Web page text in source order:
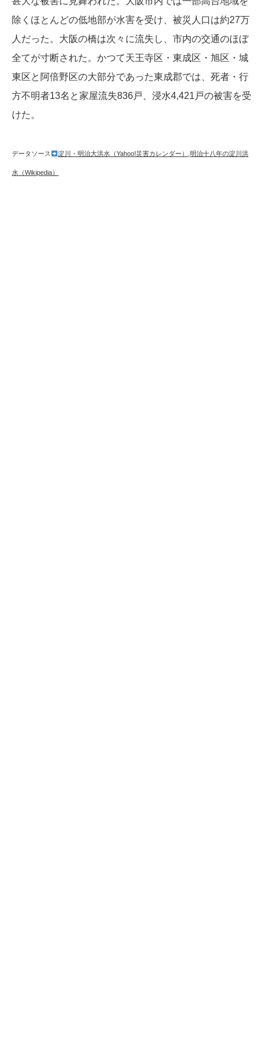
除くほとんどの低地部が水害を受け、被災人口は約27万
人だった。大阪の橋は次々に流失し、市内の交通のほぼ
全てが寸断された。かつて天王寺区・東成区・旭区・城
東区と阿倍野区の大部分であった東成郡では、死者・行
方不明者13名と家屋流失836戸、浸水4,421戸の被害を受
けた。
データソース 淀川・明治大洪水（Yahoo!災害カレンダー） ,明治十八年の淀川洪
水（Wikipedia）